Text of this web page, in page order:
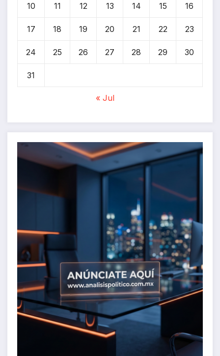
10 11 12 13 14 15 16
17 18 19 20 21 22 23
24 25 26 27 28 29 30
31
« Jul